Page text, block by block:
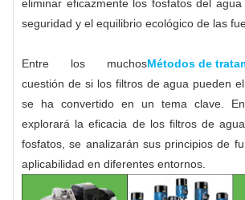
eliminar eficazmente los fosfatos del
seguridad y el equilibrio ecológico de las
Entre los muchosMétodos de
cuestión de si los filtros de agua pueden
se ha convertido en un tema clave.
explorará la eficacia de los filtros de
fosfatos, se analizarán sus principios de
aplicabilidad en diferentes entornos.